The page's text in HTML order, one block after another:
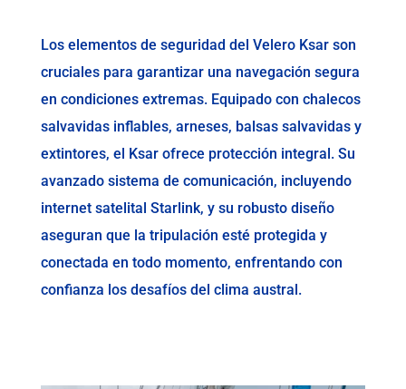
Los elementos de seguridad del Velero Ksar son
cruciales para garantizar una navegación segura
en condiciones extremas. Equipado con chalecos
salvavidas inflables, arneses, balsas salvavidas y
extintores, el Ksar ofrece protección integral. Su
avanzado sistema de comunicación, incluyendo
internet satelital Starlink, y su robusto diseño
aseguran que la tripulación esté protegida y
conectada en todo momento, enfrentando con
confianza los desafíos del clima austral.